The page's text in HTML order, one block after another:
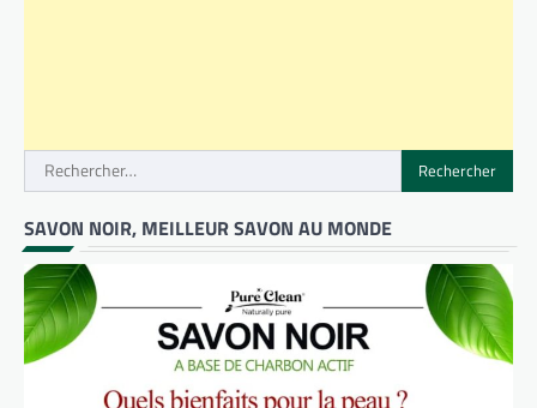
Rechercher :
SAVON NOIR, MEILLEUR SAVON AU MONDE